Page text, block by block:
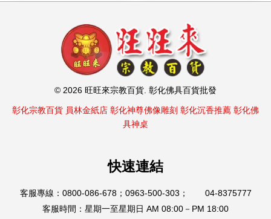
© 2026 旺旺來宗教百貨. 彰化佛具百貨批發
彰化宗教百貨 員林金紙店 彰化神尊佛像雕刻 彰化沉香推薦 彰化佛
具神桌
快速連結
客服專線：0800-086-678；0963-500-303； 04-8375777
客服時間：星期一至星期日 AM 08:00－PM 18:00